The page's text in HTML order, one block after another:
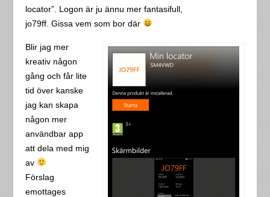
locator”. Logon är ju ännu mer fantasifull,
jo79ff. Gissa vem som bor där
Blir jag mer
kreativ någon
gång och får lite
tid över kanske
jag kan skapa
någon mer
användbar app
att dela med mig
av
Förslag
emottages